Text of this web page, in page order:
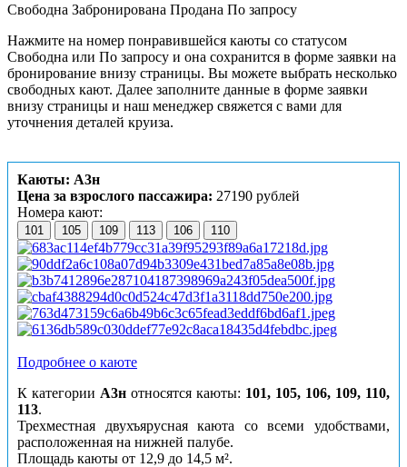
Свободна Забронирована Продана По запросу
Нажмите на номер понравившейся каюты со статусом
Свободна или По запросу и она сохранится в форме заявки на
бронирование внизу страницы. Вы можете выбрать несколько
свободных кают. Далее заполните данные в форме заявки
внизу страницы и наш менеджер свяжется с вами для
уточнения деталей круиза.
Каюты: А3н
Цена за взрослого пассажира: 27190 рублей
Номера кают:
101 105 109 113 106 110
Подробнее о каюте
К категории А3н относятся каюты: 101, 105, 106, 109, 110,
113.
Трехместная двухъярусная каюта со всеми удобствами,
расположенная на нижней палубе.
Площадь каюты от 12,9 до 14,5 м².